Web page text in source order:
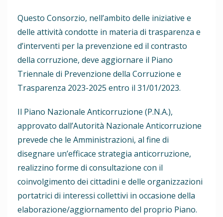
Questo Consorzio, nell’ambito delle iniziative e
delle attività condotte in materia di trasparenza e
d’interventi per la prevenzione ed il contrasto
della corruzione, deve aggiornare il Piano
Triennale di Prevenzione della Corruzione e
Trasparenza 2023-2025 entro il 31/01/2023.
Il Piano Nazionale Anticorruzione (P.N.A.),
approvato dall’Autorità Nazionale Anticorruzione
prevede che le Amministrazioni, al fine di
disegnare un’efficace strategia anticorruzione,
realizzino forme di consultazione con il
coinvolgimento dei cittadini e delle organizzazioni
portatrici di interessi collettivi in occasione della
elaborazione/aggiornamento del proprio Piano.